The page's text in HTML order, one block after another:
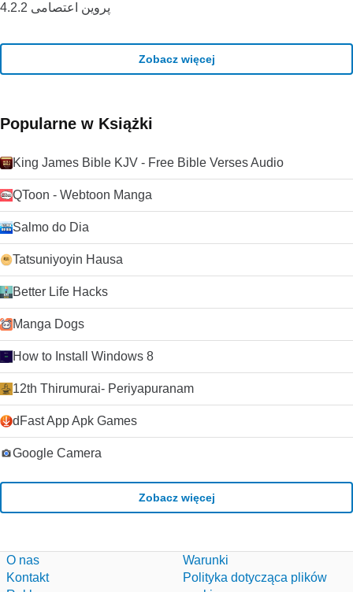
پروین اعتصامی 4.2.2
Zobacz więcej
Popularne w Książki
King James Bible KJV - Free Bible Verses Audio
QToon - Webtoon Manga
Salmo do Dia
Tatsuniyoyin Hausa
Better Life Hacks
Manga Dogs
How to Install Windows 8
12th Thirumurai- Periyapuranam
dFast App Apk Games
Google Camera
Zobacz więcej
O nas
Kontakt
Warunki
Polityka dotycząca plików